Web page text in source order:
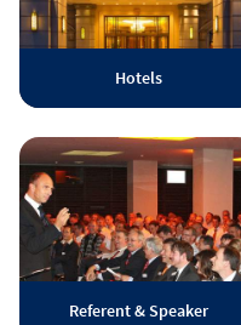
Hotels
Referent & Speaker